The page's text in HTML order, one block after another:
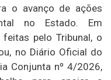
o avanço de ações
no Estado. Em
pelo Tribunal, o
no Diário Oficial do
Conjunta nº 4/2026,